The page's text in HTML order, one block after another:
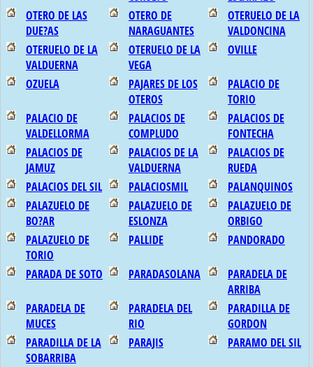
OTERO DE LAS
DUE?AS
OTERO DE
NARAGUANTES
OTERUELO DE LA
VALDONCINA
OTERUELO DE LA
VALDUERNA
OTERUELO DE LA
VEGA
OVILLE
OZUELA
PAJARES DE LOS
OTEROS
PALACIO DE
TORIO
PALACIO DE
VALDELLORMA
PALACIOS DE
COMPLUDO
PALACIOS DE
FONTECHA
PALACIOS DE
JAMUZ
PALACIOS DE LA
VALDUERNA
PALACIOS DE
RUEDA
PALACIOS DEL SIL
PALACIOSMIL
PALANQUINOS
PALAZUELO DE
BO?AR
PALAZUELO DE
ESLONZA
PALAZUELO DE
ORBIGO
PALAZUELO DE
TORIO
PALLIDE PANDORADO
PARADA DE SOTO PARADASOLANA
PARADELA DE
ARRIBA
PARADELA DE
MUCES
PARADELA DEL
RIO
PARADILLA DE
GORDON
PARADILLA DE LA
SOBARRIBA
PARAJIS PARAMO DEL SIL